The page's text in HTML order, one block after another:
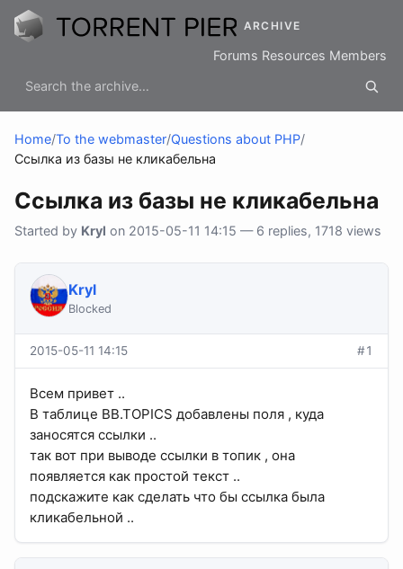
ARCHIVE
Forums Resources Members
Home/To the webmaster/Questions about PHP/
Ссылка из базы не кликабельна
Ссылка из базы не кликабельна
Started by Kryl on 2015-05-11 14:15 — 6 replies, 1718 views
Kryl
Blocked
2015-05-11 14:15 #1
Всем привет ..
В таблице BB.TOPICS добавлены поля , куда
заносятся ссылки ..
так вот при выводе ссылки в топик , она
появляется как простой текст ..
подскажите как сделать что бы ссылка была
кликабельной ..